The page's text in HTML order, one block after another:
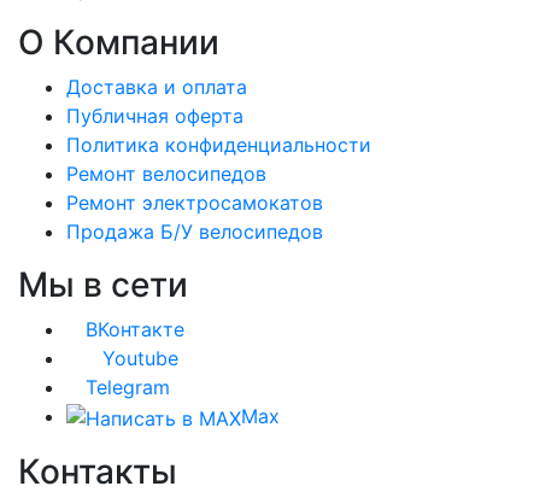
О Компании
Доставка и оплата
Публичная оферта
Политика конфиденциальности
Ремонт велосипедов
Ремонт электросамокатов
Продажа Б/У велосипедов
Мы в сети
ВКонтакте
Youtube
Telegram
Max
Контакты